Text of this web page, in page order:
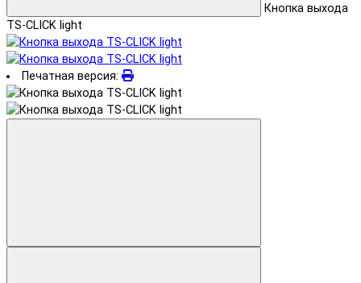
Кнопка выхода
TS-CLICK light
Печатная версия: